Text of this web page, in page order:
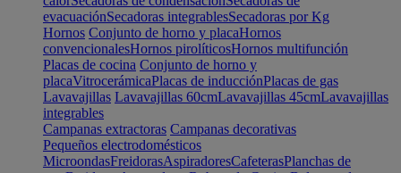
evacuaciónSecadoras integrablesSecadoras por Kg
Hornos Conjunto de horno y placaHornos
convencionalesHornos pirolíticosHornos multifunción
Placas de cocina Conjunto de horno y
placaVitrocerámicaPlacas de inducciónPlacas de gas
Lavavajillas Lavavajillas 60cmLavavajillas 45cmLavavajillas
integrables
Campanas extractoras Campanas decorativas
Pequeños electrodomésticos
MicroondasFreidorasAspiradoresCafeterasPlanchas de